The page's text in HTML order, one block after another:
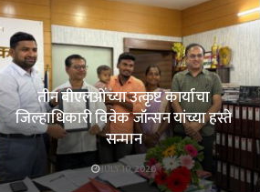
तीन बीएलओंच्या उत्कृष्ट कार्याचा
जिल्हाधिकारी विवेक जॉन्सन यांच्या हस्ते
सन्मान
JULY 10, 2026